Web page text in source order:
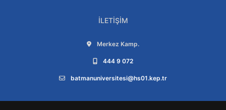
İLETIŞIM
Adres:
Merkez Kamp.
Telefon:
444 9 072
E-posta:
batmanuniversitesi@hs01.kep.tr